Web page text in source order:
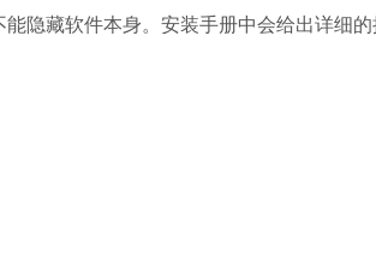
能隐藏软件本身。安装手册中会给出详细